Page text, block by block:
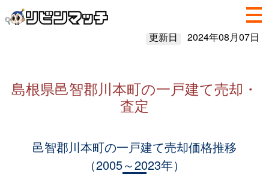
更新日 2024年08月07日
島根県邑智郡川本町の一戸建て売却・
査定
邑智郡川本町の一戸建て売却価格推移
（2005～2023年）